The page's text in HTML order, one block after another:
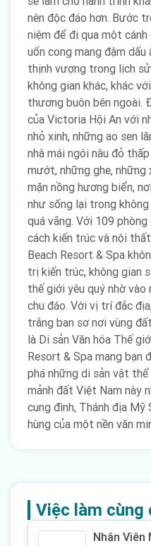
nên độc đáo hơn. Bước
niệm để đi qua một
uốn cong mang đậm
thịnh vượng trong lịch
không gian khác, khác
thương buôn bên ngoài.
của Victoria Hội An với
nhỏ xinh, những ao sen
nhà mái ngói nâu đỏ
mướt, những ghe,
mặn nồng hương biển,
như sống lại trong
quá vãng. Với 109
cách kiến trúc và nội
Beach Resort & Spa
trị kiến trúc, không gian
thế giới yêu quý nhờ
chu đáo. Với vị trí đắc
trắng ban sơ nơi vùng
là Di sản Văn hóa Thế
Resort & Spa mang bạn
phá những di sản vật
mảnh đất Việt Nam này
cung đình, Thánh địa
hùng của một nền văn
Việc làm cùng
Nhân Viên